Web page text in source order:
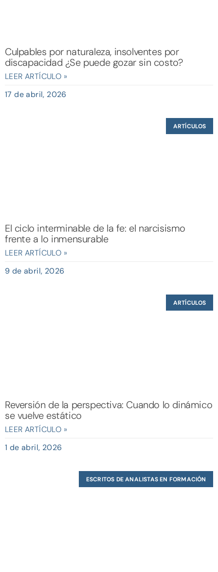
Culpables por naturaleza, insolventes por
discapacidad ¿Se puede gozar sin costo?
LEER ARTÍCULO »
17 de abril, 2026
ARTÍCULOS
El ciclo interminable de la fe: el narcisismo
frente a lo inmensurable
LEER ARTÍCULO »
9 de abril, 2026
ARTÍCULOS
Reversión de la perspectiva: Cuando lo dinámico
se vuelve estático
LEER ARTÍCULO »
1 de abril, 2026
ESCRITOS DE ANALISTAS EN FORMACIÓN